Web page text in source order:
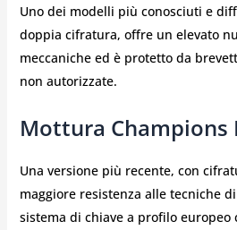
Uno dei modelli più conosciuti e
doppia cifratura, offre un elevato
meccaniche ed è protetto da
non autorizzate.
Mottura Champions
Una versione più recente, con
maggiore resistenza alle tecniche
sistema di chiave a profilo europeo